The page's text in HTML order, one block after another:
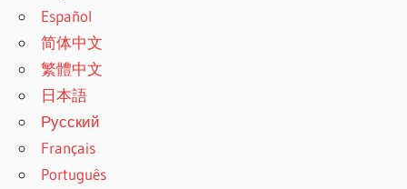
Español
简体中文
繁體中文
日本語
Русский
Français
Português